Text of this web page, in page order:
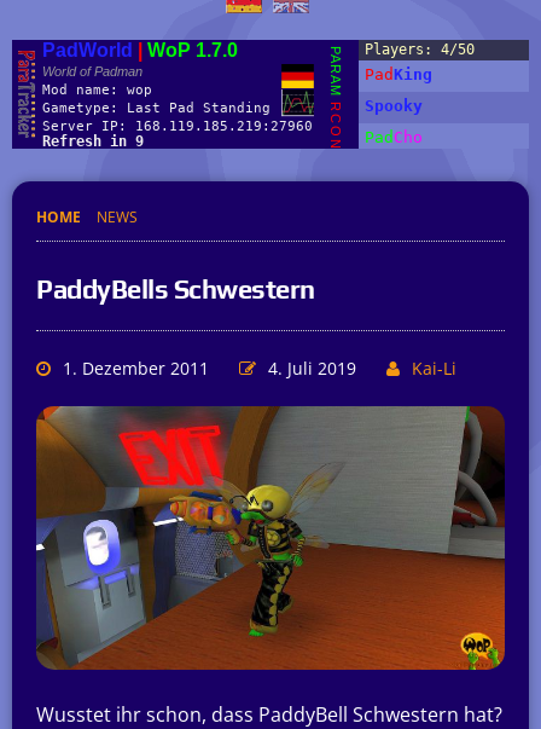
HOME NEWS
PaddyBells Schwestern
1. Dezember 2011 4. Juli 2019 Kai-Li
Wusstet ihr schon, dass PaddyBell Schwestern hat?